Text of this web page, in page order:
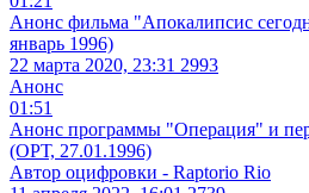
Анонс фильма "Апокалипсис
январь 1996)
22 марта 2020, 23:31 2993
Анонс
01:51
Анонс программы "Операция" и
(ОРТ, 27.01.1996)
Автор оцифровки - Raptorio Rio